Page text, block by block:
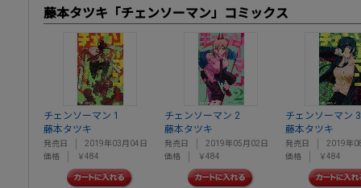
藤本タツキ「チェンソーマン」コミックス
チェンソーマン 1
藤本タツキ
発売日
2019年03月04日
価格
￥484
チェンソーマン 2
藤本タツキ
発売日
2019年05月02日
価格
￥484
チェンソーマン 3
藤本タツキ
発売日
2019年
価格
￥484